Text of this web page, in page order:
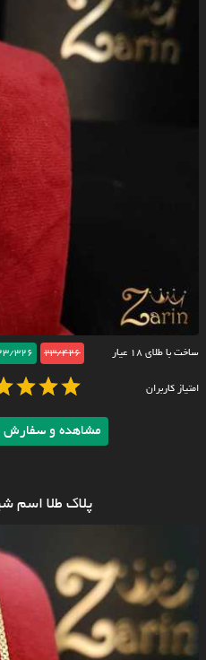
ساخت با طلای ۱۸ عیار 23/426
326
امتیاز کاربران
مشاهده و سفارش
پلاک طلا اسم